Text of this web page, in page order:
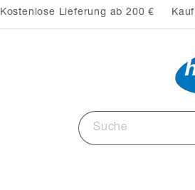
Kostenlose Lieferung ab 200 €